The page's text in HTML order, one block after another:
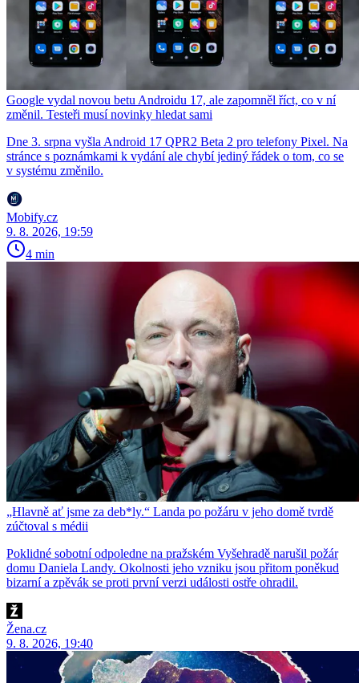
Google vydal novou betu Androidu 17, ale zapomněl říct, co v ní
změnil. Testeři musí novinky hledat sami
Dne 3. srpna vyšla Android 17 QPR2 Beta 2 pro telefony Pixel. Na
stránce s poznámkami k vydání ale chybí jediný řádek o tom, co se
v systému změnilo.
Mobify.cz
9. 8. 2026, 19:59
4 min
„Hlavně ať jsme za deb*ly.“ Landa po požáru v jeho domě tvrdě
zúčtoval s médii
Poklidné sobotní odpoledne na pražském Vyšehradě narušil požár
domu Daniela Landy. Okolnosti jeho vzniku jsou přitom poněkud
bizarní a zpěvák se proti první verzi události ostře ohradil.
Žena.cz
9. 8. 2026, 19:40